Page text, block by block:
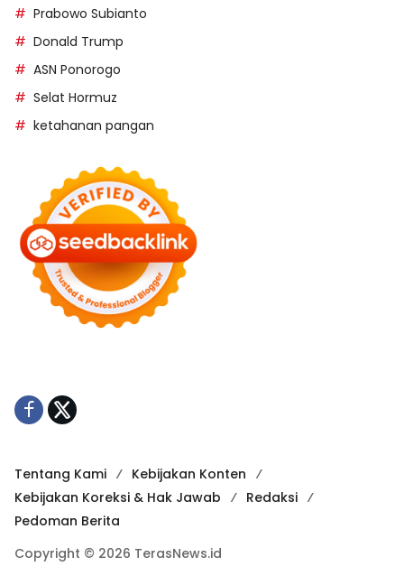
Prabowo Subianto
Donald Trump
ASN Ponorogo
Selat Hormuz
ketahanan pangan
Tentang Kami
Kebijakan Konten
Kebijakan Koreksi & Hak Jawab
Redaksi
Pedoman Berita
Copyright © 2026 TerasNews.id